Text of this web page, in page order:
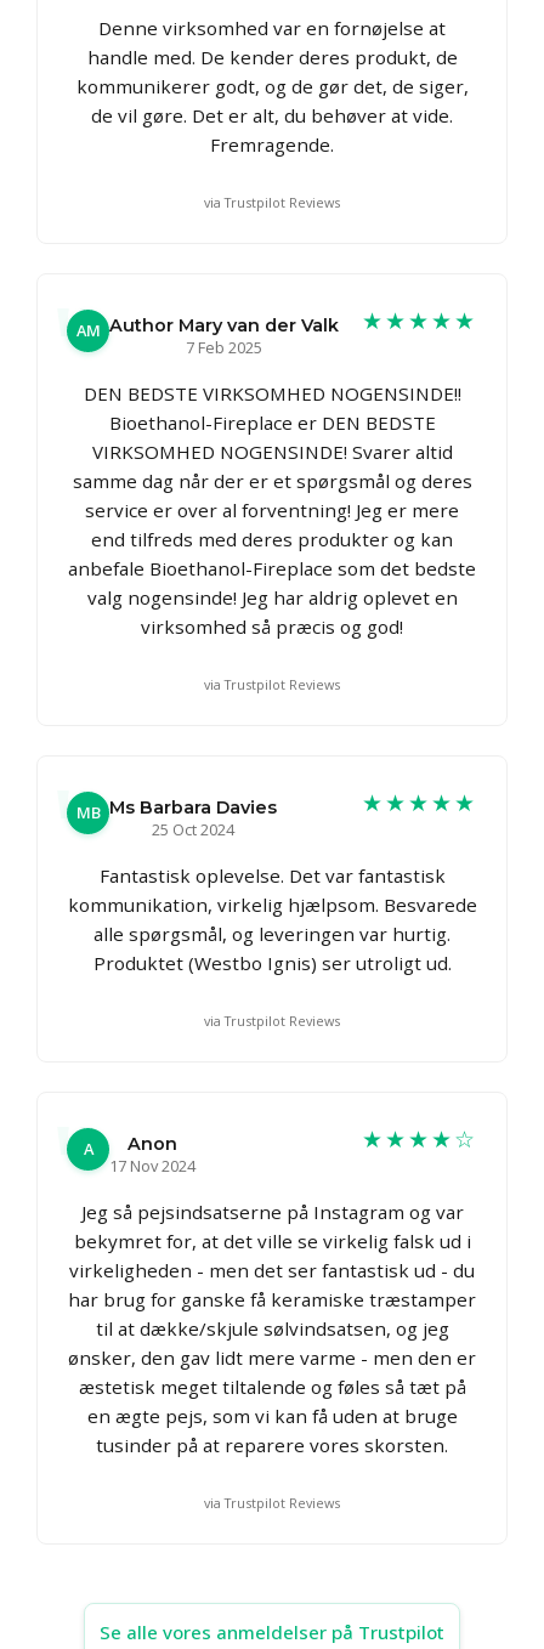
Denne virksomhed var en fornøjelse at
handle med. De kender deres produkt, de
kommunikerer godt, og de gør det, de siger,
de vil gøre. Det er alt, du behøver at vide.
Fremragende.
via Trustpilot Reviews
AM Author Mary van der Valk
7 Feb 2025
★★★★★
DEN BEDSTE VIRKSOMHED NOGENSINDE!!
Bioethanol-Fireplace er DEN BEDSTE
VIRKSOMHED NOGENSINDE! Svarer altid
samme dag når der er et spørgsmål og deres
service er over al forventning! Jeg er mere
end tilfreds med deres produkter og kan
anbefale Bioethanol-Fireplace som det bedste
valg nogensinde! Jeg har aldrig oplevet en
virksomhed så præcis og god!
via Trustpilot Reviews
MB Ms Barbara Davies
25 Oct 2024
★★★★★
Fantastisk oplevelse. Det var fantastisk
kommunikation, virkelig hjælpsom. Besvarede
alle spørgsmål, og leveringen var hurtig.
Produktet (Westbo Ignis) ser utroligt ud.
via Trustpilot Reviews
A
Anon
17 Nov 2024
★★★★☆
Jeg så pejsindsatserne på Instagram og var
bekymret for, at det ville se virkelig falsk ud i
virkeligheden - men det ser fantastisk ud - du
har brug for ganske få keramiske træstamper
til at dække/skjule sølvindsatsen, og jeg
ønsker, den gav lidt mere varme - men den er
æstetisk meget tiltalende og føles så tæt på
en ægte pejs, som vi kan få uden at bruge
tusinder på at reparere vores skorsten.
via Trustpilot Reviews
Se alle vores anmeldelser på Trustpilot